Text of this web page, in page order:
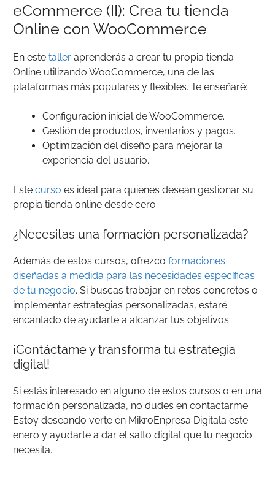
eCommerce (II): Crea tu tienda
Online con WooCommerce
En este taller aprenderás a crear tu propia tienda
Online utilizando WooCommerce, una de las
plataformas más populares y flexibles. Te enseñaré:
Configuración inicial de WooCommerce.
Gestión de productos, inventarios y pagos.
Optimización del diseño para mejorar la
experiencia del usuario.
Este curso es ideal para quienes desean gestionar su
propia tienda online desde cero.
¿Necesitas una formación personalizada?
Además de estos cursos, ofrezco formaciones
diseñadas a medida para las necesidades específicas
de tu negocio. Si buscas trabajar en retos concretos o
implementar estrategias personalizadas, estaré
encantado de ayudarte a alcanzar tus objetivos.
¡Contáctame y transforma tu estrategia
digital!
Si estás interesado en alguno de estos cursos o en una
formación personalizada, no dudes en contactarme.
Estoy deseando verte en MikroEnpresa Digitala este
enero y ayudarte a dar el salto digital que tu negocio
necesita.